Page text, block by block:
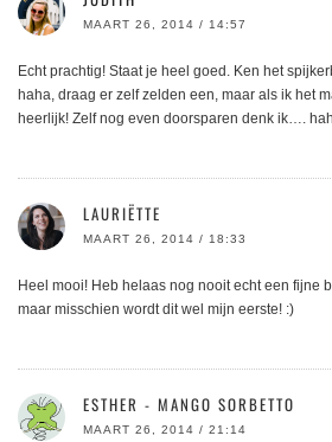
MAART 26, 2014 / 14:57
Echt prachtig! Staat je heel goed. Ken het
haha, draag er zelf zelden een, maar als ik het
heerlijk! Zelf nog even doorsparen denk ik….
LAURIËTTE
MAART 26, 2014 / 18:33
Heel mooi! Heb helaas nog nooit echt een fijne
maar misschien wordt dit wel mijn eerste! :)
ESTHER - MANGO SORBETTO
MAART 26, 2014 / 21:14